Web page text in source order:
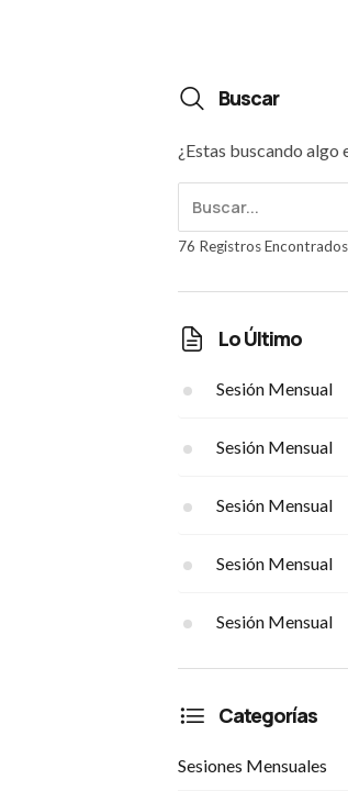
Buscar
¿Estas buscando algo
76 Registros Encontrados
Lo Último
Sesión Mensual
Sesión Mensual
Sesión Mensual
Sesión Mensual
Sesión Mensual
Categorías
Sesiones Mensuales